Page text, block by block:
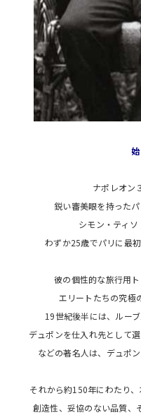
ナポレオン
鋭い審美眼を持った
シモン・ティソ
わずか25歳でパリに最
彼の個性的な旅行用
エリートたちの究極
19世紀後半には、ルー
デュポンを仕入れ先として
などの著名人は、デュポ
それから約150年にわたり
創造性、妥協のない品質、